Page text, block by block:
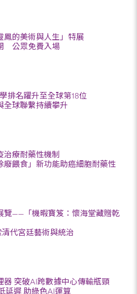
鳳的美術與人生」特展
公眾免費入場
排名躍升至全球第18位
全球聯繫持續攀升
治療耐藥性機制
廢餵食」新功能助癌細胞耐藥性
覽——「機暇寶笈：懷海堂藏贈乾
代宮廷藝術與統治
器 突破AI跨數據中心傳輸瓶頸
延遲 助綠色AI運算